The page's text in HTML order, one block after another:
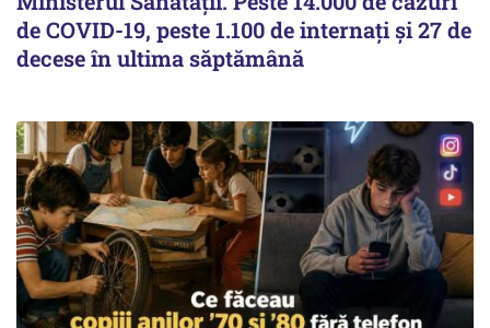
de COVID-19, peste 1.100 de internați și 27 de
decese în ultima săptămână